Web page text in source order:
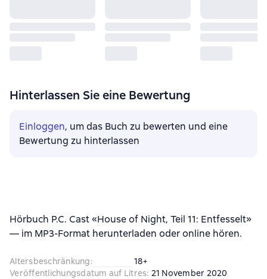
Hinterlassen Sie eine Bewertung
Einloggen, um das Buch zu bewerten und eine
Bewertung zu hinterlassen
Hörbuch P.C. Cast «House of Night, Teil 11: Entfesselt»
— im MP3-Format herunterladen oder online hören.
Altersbeschränkung:
18+
Veröffentlichungsdatum auf Litres: 21 November 2020